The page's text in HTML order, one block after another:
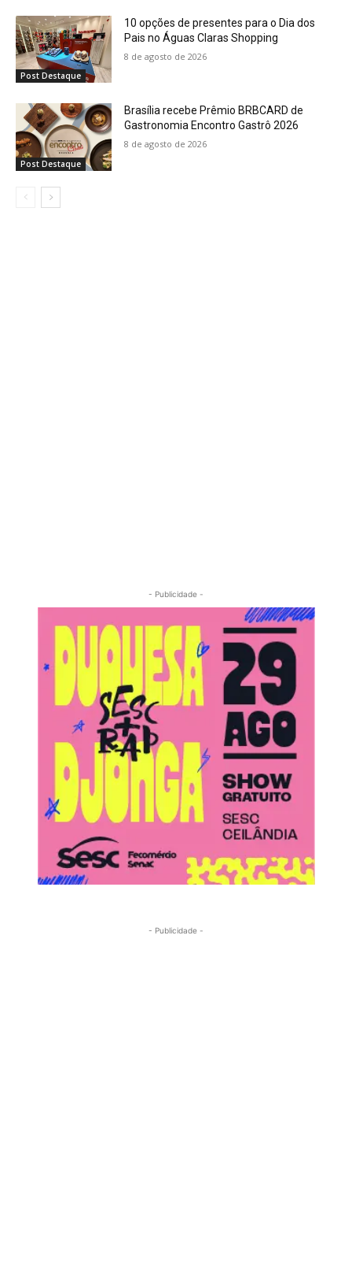
Post Destaque
10 opções de presentes para o Dia dos
Pais no Águas Claras Shopping
8 de agosto de 2026
Post Destaque
Brasília recebe Prêmio BRBCARD de
Gastronomia Encontro Gastrô 2026
8 de agosto de 2026
- Publicidade -
- Publicidade -